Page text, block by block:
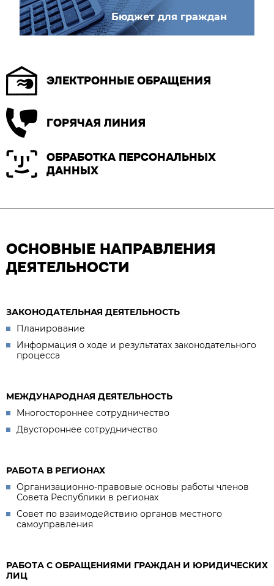
Бюджет для граждан
ЭЛЕКТРОННЫЕ ОБРАЩЕНИЯ
ГОРЯЧАЯ ЛИНИЯ
ОБРАБОТКА ПЕРСОНАЛЬНЫХ
ДАННЫХ
ОСНОВНЫЕ НАПРАВЛЕНИЯ
ДЕЯТЕЛЬНОСТИ
ЗАКОНОДАТЕЛЬНАЯ ДЕЯТЕЛЬНОСТЬ
Планирование
Информация о ходе и результатах законодательного
процесса
МЕЖДУНАРОДНАЯ ДЕЯТЕЛЬНОСТЬ
Многостороннее сотрудничество
Двустороннее сотрудничество
РАБОТА В РЕГИОНАХ
Организационно-правовые основы работы членов
Совета Республики в регионах
Совет по взаимодействию органов местного
самоуправления
РАБОТА С ОБРАЩЕНИЯМИ ГРАЖДАН И ЮРИДИЧЕСКИХ
ЛИЦ